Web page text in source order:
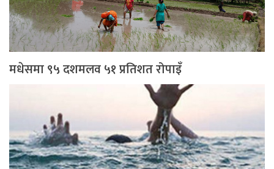
मधेसमा ९५ दशमलव ५१ प्रतिशत रोपाइँ